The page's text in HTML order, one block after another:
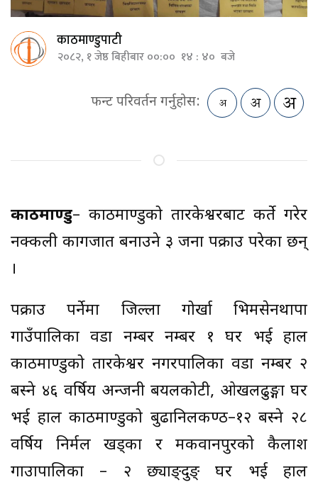
काठमाण्डुपाटी
२०८२, १ जेष्ठ बिहीबार ००:०० १४ : ४० बजे
फन्ट परिवर्तन गर्नुहोस:
काठमाण्डु– काठमाण्डुको तारकेश्वरबाट कीर्ते गरेर
नक्कली कागजात बनाउने ३ जना पक्राउ परेका छन्
।
पक्राउ पर्नेमा जिल्ला गोर्खा भिमसेनथापा
गाउँपालिका वडा नम्बर नम्बर १ घर भई हाल
काठमाण्डुको तारकेश्वर नगरपालिका वडा नम्बर २
बस्ने ४६ वर्षिय अन्जनी बयलकोटी, ओखलढुङ्गा घर
भई हाल काठमाण्डुको बुढानिलकण्ठ–१२ बस्ने २८
वर्षिय निर्मल खड्का र मकवानपुरको कैलाश
गाउापालिका – २ छ्याङ्दुङ् घर भई हाल